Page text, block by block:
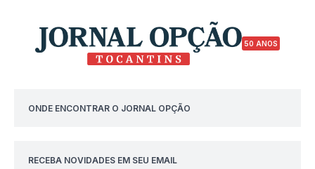
50 ANOS
ONDE ENCONTRAR O JORNAL OPÇÃO
RECEBA NOVIDADES EM SEU EMAIL